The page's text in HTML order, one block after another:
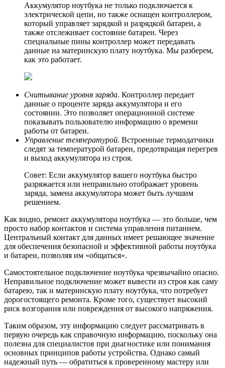
Аккумулятор ноутбука не только подключается к
электрической цепи, но также оснащен контроллером,
который управляет зарядкой и разрядкой батареи, а
также отслеживает состояние батареи. Через
специальные пины контроллер может передавать
данные на материнскую плату ноутбука. Мы разберем,
как это работает.
Считывание уровня заряда. Контроллер передает
данные о проценте заряда аккумулятора и его
состоянии. Это позволяет операционной системе
показывать пользователю информацию о времени
работы от батареи.
Управление температурой. Встроенные термодатчики
следят за температурой батареи, предотвращая перегрев
и выход аккумулятора из строя.
Совет: Если аккумулятор вашего ноутбука быстро
разряжается или неправильно отображает уровень
заряда, замена аккумулятора может быть лучшим
решением.
Как видно, ремонт аккумулятора ноутбука — это больше, чем
просто набор контактов и система управления питанием.
Центральный контакт для данных имеет решающее значение
для обеспечения безопасной и эффективной работы ноутбука
и батареи, позволяя им «общаться».
Самостоятельное подключение ноутбука чрезвычайно опасно.
Неправильное подключение может вывести из строя как саму
батарею, так и материнскую плату ноутбука, что потребует
дорогостоящего ремонта. Кроме того, существует высокий
риск возгорания или повреждения от высокого напряжения.
Таким образом, эту информацию следует рассматривать в
первую очередь как справочную информацию, поскольку она
полезна для специалистов при диагностике или понимания
основных принципов работы устройства. Однако самый
надежный путь — обратиться к проверенному мастеру или